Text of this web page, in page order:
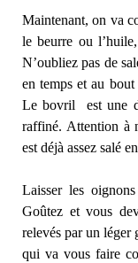
Maintenant, on va
le beurre ou
N’oubliez pas de
en temps et au
Le bovril est une
raffiné. Attention à
est déjà assez salé
Laisser les
Goûtez et vous
relevés par un léger
qui va vous faire